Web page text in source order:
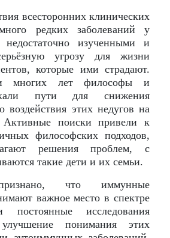
всесторонних клинических
редких заболеваний у
недостаточно изученными и
угрозу для жизни
которые ими страдают.
многих лет философы и
пути для снижения
воздействия этих недугов на
Активные поиски привели к
философских подходов,
решения проблем, с
такие дети и их семьи.
что иммунные
важное место в спектре
постоянные исследования
понимания этих